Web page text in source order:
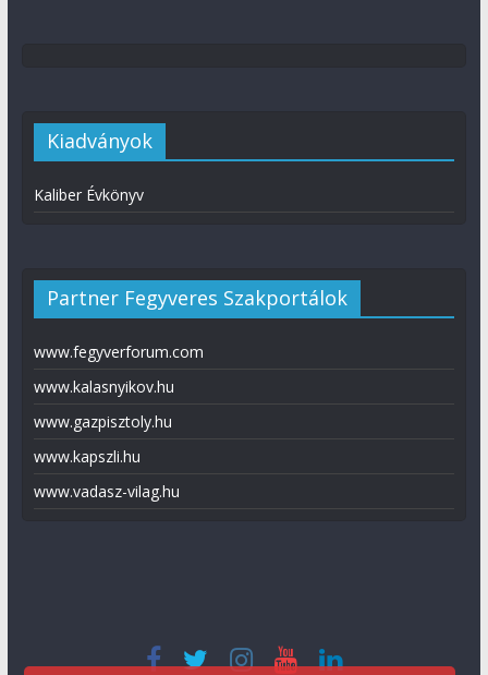
Kiadványok
Kaliber Évkönyv
Partner Fegyveres Szakportálok
www.fegyverforum.com
www.kalasnyikov.hu
www.gazpisztoly.hu
www.kapszli.hu
www.vadasz-vilag.hu